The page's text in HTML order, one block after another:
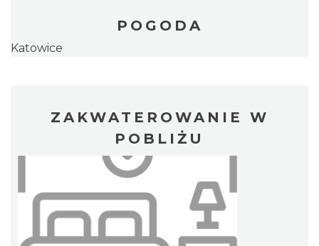
POGODA
Katowice
ZAKWATEROWANIE W
POBLIŻU